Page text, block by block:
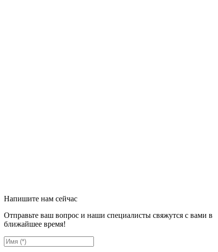
Напишите нам сейчас
Отправьте ваш вопрос и наши специалисты свяжутся с вами в
ближайшее время!